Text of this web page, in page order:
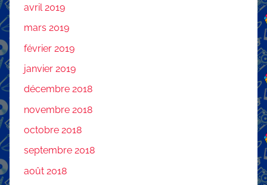
avril 2019
mars 2019
février 2019
janvier 2019
décembre 2018
novembre 2018
octobre 2018
septembre 2018
août 2018